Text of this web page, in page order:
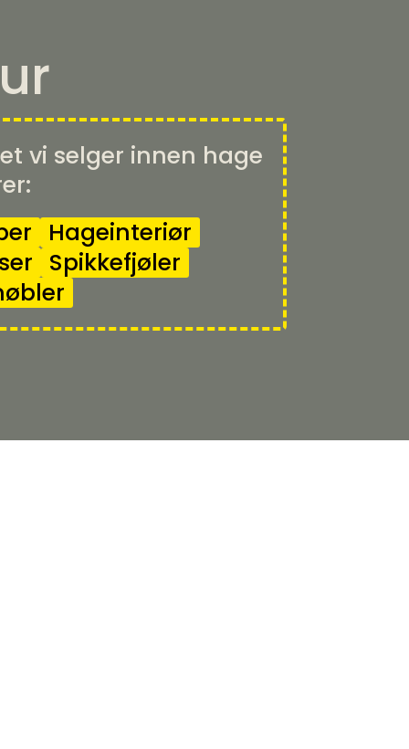
vi selger innen hage
Hageinteriør
Spikkefjøler